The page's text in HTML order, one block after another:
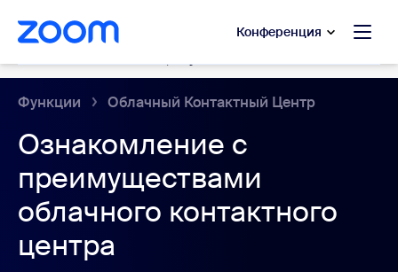
содержанию
в чат помощи Конференция
Функции Облачный Контактный Центр
Ознакомление с
преимуществами
облачного контактного
центра